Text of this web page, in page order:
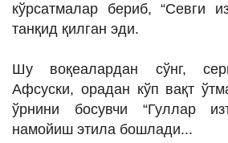
кўрсатмалар бериб, “Севги
танқид қилган эди.
Шу воқеалардан сўнг,
Афсуски, орадан кўп вақт
ўрнини босувчи “Гуллар
намойиш этила бошлади...